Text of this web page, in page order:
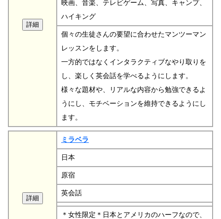
映画、音楽、テレビゲーム、写真、キャンプ、
ハイキング
個々の生徒さんの要望に合わせたマンツーマン
レッスンをします。
一方的ではなくインタラクティブなやり取りを
し、楽しく英会話を学べるようにします。
様々な題材や、リアルな内容から勉強できるよ
うにし、モチベーションを維持できるようにし
ます。
ミラベラ
日本
原宿
英会話
＊女性限定＊日本とアメリカのハーフなので、